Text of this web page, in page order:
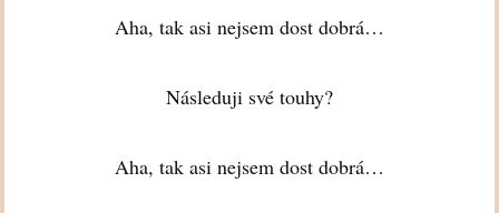
Aha, tak asi nejsem dost dobrá…
Následuji své touhy?
Aha, tak asi nejsem dost dobrá…